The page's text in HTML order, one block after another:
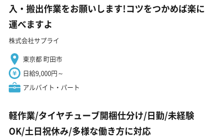
入・搬出作業をお願いします!コツをつかめば楽に
運べますよ
株式会社サプライ
東京都 町田市
日給9,000円～
アルバイト・パート
軽作業/タイヤチューブ開梱仕分け/日勤/未経験
OK/土日祝休み/多様な働き方に対応